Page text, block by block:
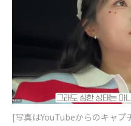
[写真はYouTubeからのキャプ